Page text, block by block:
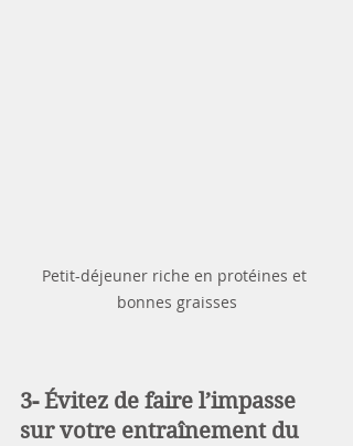
Petit-déjeuner riche en protéines et
bonnes graisses
3- Évitez de faire l’impasse
sur votre entraînement du